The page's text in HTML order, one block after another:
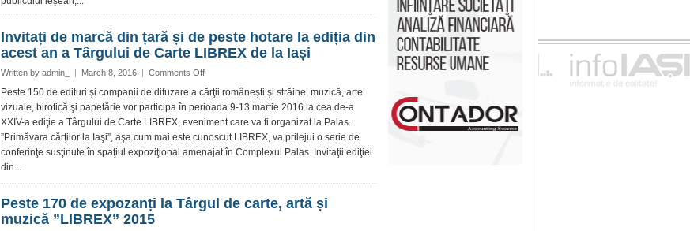
LIBREX
Invitați de marcă din țară și de peste hotare la ediția din
acest an a Târgului de Carte LIBREX de la Iași
Written by admin_ | March 8, 2016 | Comments Offon
de
marcă
din
țară
și
la
Peste 150 de edituri şi companii de difuzare a cărţii româneşti şi străine, muzică, arte
vizuale, birotică şi papetărie vor participa în perioada 9-13 martie 2016 la cea de-a
XXIV-a ediţie a Târgului de Carte LIBREX, eveniment care va fi organizat la Palas.
”Primăvara cărţilor la Iaşi”, aşa cum mai este cunoscut LIBREX, va prilejui o serie de
conferinţe susţinute în spaţiul expoziţional amenajat în Complexul Palas. Invitaţii ediţiei
din...
Peste 170 de expozanți la Târgul de carte, artă și
muzică ”LIBREX” 2015